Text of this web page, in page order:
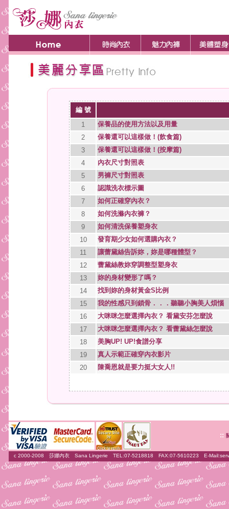
編 號
1
保養品的使用方法以及用量
2
保養還可以這樣做！(飲食篇)
3
保養還可以這樣做！(按摩篇)
4
內衣尺寸對照表
5
男褲尺寸對照表
6
認識洗衣標示圖
7
如何正確穿內衣？
8
如何洗滌內衣褲？
9
如何清洗保養塑身衣
10
發育期少女如何選購內衣？
11
讓蕾黛絲告訴妳，妳是哪種體型？
12
蕾黛絲教妳穿調整型塑身衣
13
妳的身材變形了嗎？
14
找到妳的身材黃金S比例
15
我的性感只到鎖骨．．．聽聽小胸美人煩惱
16
大咪咪怎麼選擇內衣？ 看黛安芬怎麼說
17
大咪咪怎麼選擇內衣？ 看蕾黛絲怎麼說
18
美胸UP! UP!食譜分享
19
真人示範正確穿內衣影片
20
陳喬恩就是要力挺大女人!!
::
c 2000-2008 莎娜內衣 Sana Lingerie TEL:07-5218818 FAX:07-5610223 E-Mail: